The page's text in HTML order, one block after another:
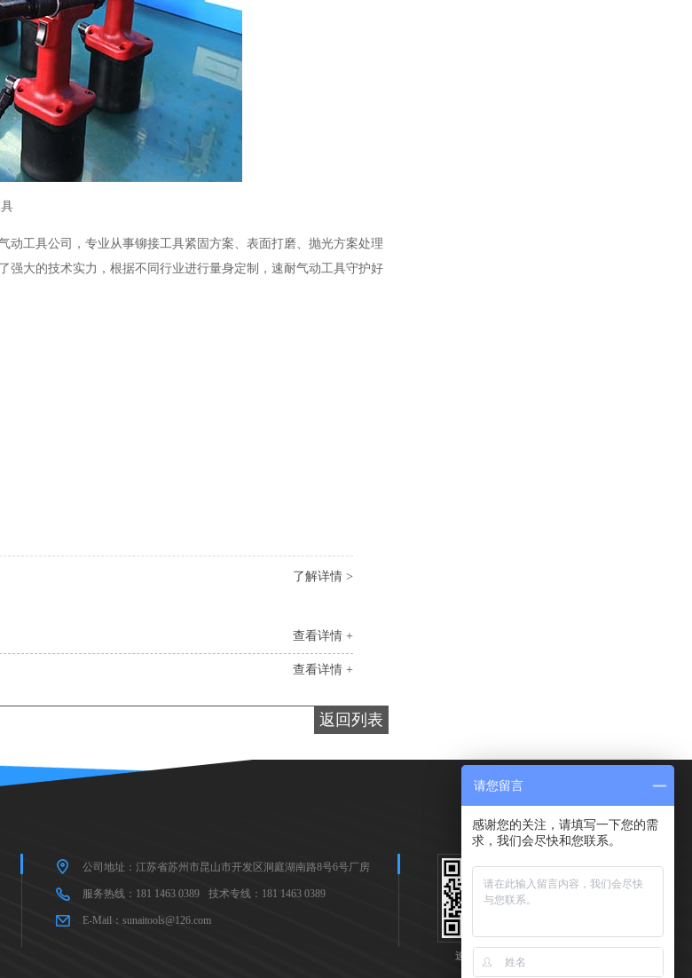
工具公司，专业从事铆接工具紧固方案、表面打磨、抛光方案处理
强大的技术实力，根据不同行业进行量身定制，速耐气动工具守护好
了解详情 >
查看详情 +
查看详情 +
返回列表
公司地址：江苏省苏州市昆山市开发区洞庭湖南路8号6号厂房
服务热线：181 1463 0389 技术专线：181 1463 0389
E-Mail：sunaitools@126.com
速耐手机站
请您留言
感谢您的关注，请填写一下您的需
求，我们会尽快和您联系。